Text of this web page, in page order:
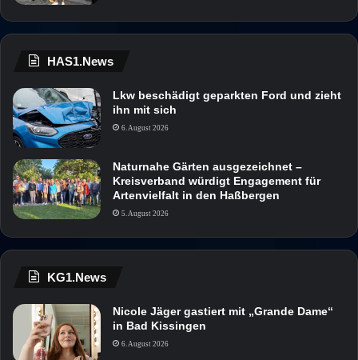
HAS1.News
Lkw beschädigt geparkten Ford und zieht
ihn mit sich
6. August 2026
Naturnahe Gärten ausgezeichnet –
Kreisverband würdigt Engagement für
Artenvielfalt in den Haßbergen
5. August 2026
KG1.News
Nicole Jäger gastiert mit „Grande Dame“
in Bad Kissingen
6. August 2026